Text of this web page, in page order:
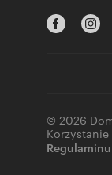
© 2026
Regulaminu